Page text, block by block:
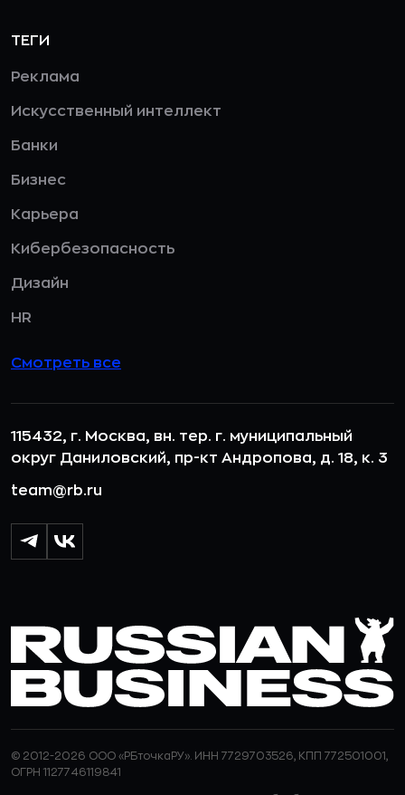
ТЕГИ
Реклама
Искусственный интеллект
Банки
Бизнес
Карьера
Кибербезопасность
Дизайн
HR
Смотреть все
115432, г. Москва, вн. тер. г. муниципальный
округ Даниловский, пр-кт Андропова, д. 18, к. 3
team@rb.ru
© 2012-2026 ООО «РБточкаРУ». ИНН 7729703526, КПП 772501001,
ОГРН 1127746119841